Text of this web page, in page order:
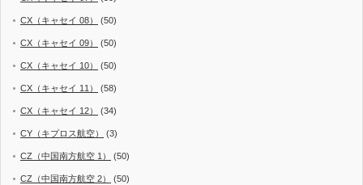
CX（キャセイ 08） (50)
CX（キャセイ 09） (50)
CX（キャセイ 10） (50)
CX（キャセイ 11） (58)
CX（キャセイ 12） (34)
CY（キプロス航空） (3)
CZ（中国南方航空 1） (50)
CZ（中国南方航空 2） (50)